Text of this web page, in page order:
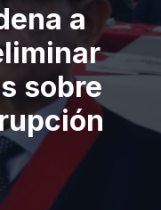
a
sobre